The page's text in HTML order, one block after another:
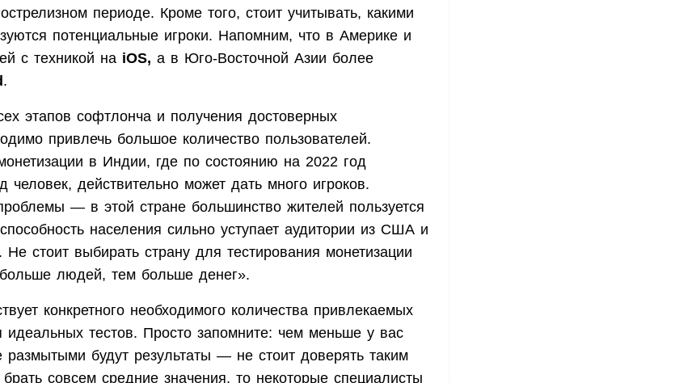
периоде. Кроме того, стоит учитывать, какими
потенциальные игроки. Напомним, что в Америке и
с техникой на iOS, а в Юго-Восточной Азии более
.
этапов софтлонча и получения достоверных
привлечь большое количество пользователей.
в Индии, где по состоянию на 2022 год
человек, действительно может дать много игроков.
— в этой стране большинство жителей пользуется
населения сильно уступает аудитории из США и
Не стоит выбирать страну для тестирования монетизации
людей, тем больше денег».
конкретного необходимого количества привлекаемых
идеальных тестов. Просто запомните: чем меньше у вас
размытыми будут результаты — не стоит доверять таким
совсем средние значения, то некоторые специалисты